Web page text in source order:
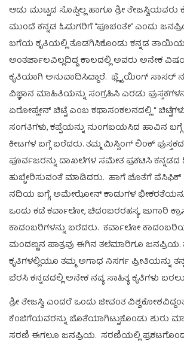
ಆಡು ಮುಟ್ಟದ ಸೊಪ್ಪಿಲ್ಲ ಹಾಗೂ ಶ್ರೀ
ಮುಂದೆ ಕನ್ನಡ ಓದುಗರಿಗೆ “ಪೂಚಂತೇ” ಎಂದು
ಬಗೆಯ ಕೃತಿಯಲ್ಲಿ ತೊಡಗಿಸಿಕೊಂಡು ಕನ್ನಡ
ಅಂತರ್ಜಾಲವಿಲ್ಲದಿದ್ದ ಕಾಲದಲ್ಲಿ ಅವರು ಅನೇಕ
ಕೃತಿಯಾಗಿ ಅನುವಾದಿಸಿದ್ದಾರೆ. ಫ್ಲೈಯಿಂಗ್ ಸಾಸರ್
ವಿಜ್ಞಾನ ಮಾಹಿತಿಯನ್ನು ಸಂಗ್ರಹಿಸಿ ಎರಡು
ಏರೋಪ್ಲೇನ್ ಚಿಟ್ಟೆ ಎಂಬ ಕಥಾಸಂಕಲನದಲ್ಲಿ “
ಸಂಗತಿಗಳು, ಕಪ್ಪೆಯನ್ನು ನುಂಗಬಯಸಿದ ಹಾವಿನ
ಕೀಟಗಳ ಬಗ್ಗೆ ಬರೆದರು. ತಮ್ಮ ಮಿಸ್ಸಿಂಗ್ ಲಿಂಕ್
ಪೂರ್ವಜರನ್ನು ದಾಖಲೆಗಳ ಸಮೇತ ಪ್ರಕಟಿಸಿ ಕನ್ನಡದ
ಹುಬ್ಬೇರಿಸುವಂತೆ ಮಾಡಿದರು. ಹಾಗೆ ಜೊತೆಗೆ ಪೆಸಿಫಿಕ್
ನದಿಯ ಬಗ್ಗೆ, ಅಮೇಝೋನ್ ಕಾಡುಗಳ
ಒಂದು ಕಡೆ ಕರ್ವಾಲೋ, ಚಿದಂಬರರಹಸ್ಯ, ಜುಗಾರಿ
ಕಾದಂಬರಿಗಳನ್ನು ಬರೆದರು. ಕರ್ವಾಲೋ
ಮಂದಣ್ಣನ ಪಾತ್ರವು ಈಗಿನ ತಲೆಮಾರಿಗೂ ಜನಪ್ರಿಯ.
ಕೃತಿಗಳಲ್ಲಿಯೂ ತಮ್ಮ ಅಗಾಧ ನಿಸರ್ಗ ಪ್ರೀತಿಯನ್ನು
ಬೆರಸಿ ಕನ್ನಡದಲ್ಲಿ ಅನೇಕ ನವ್ಯ ಸಾಹಿತ್ಯ ಕೃತಿಗಳು
ಶ್ರೀ ತೇಜಸ್ವಿ ಎಂದರೆ ಒಂದು ಜೀವಂತ
ಕೆಂಜಿಗೆಯವರನ್ನು ಜೊತೆಯಾಗಿಟ್ಟುಕೊಂಡು
ಸರಣಿ ಈಗಲೂ ಜನಪ್ರಿಯ. ಸರಣಿಯಲ್ಲಿ